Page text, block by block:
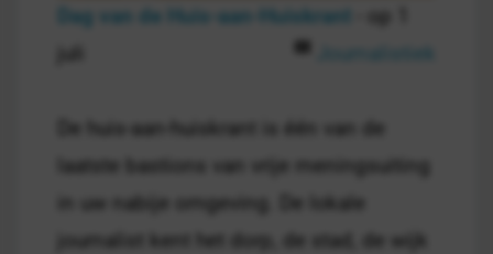
Dag van de Huis-aan-Huiskrant
- op 1
De huis-aan-huiskrant is één van de
laatste bastions van vrije meningsuiting
in uw nabije omgeving. De lokale
journalist kent het dorp, de stad, de wijk